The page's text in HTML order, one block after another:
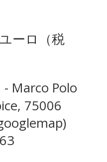
ーロ（税
Marco Polo
75006